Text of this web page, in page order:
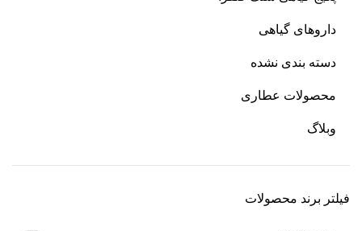
داروهای گیاهی
دسته بندی نشده
محصولات عطاری
وبلاگ
فیلتر برند محصولات